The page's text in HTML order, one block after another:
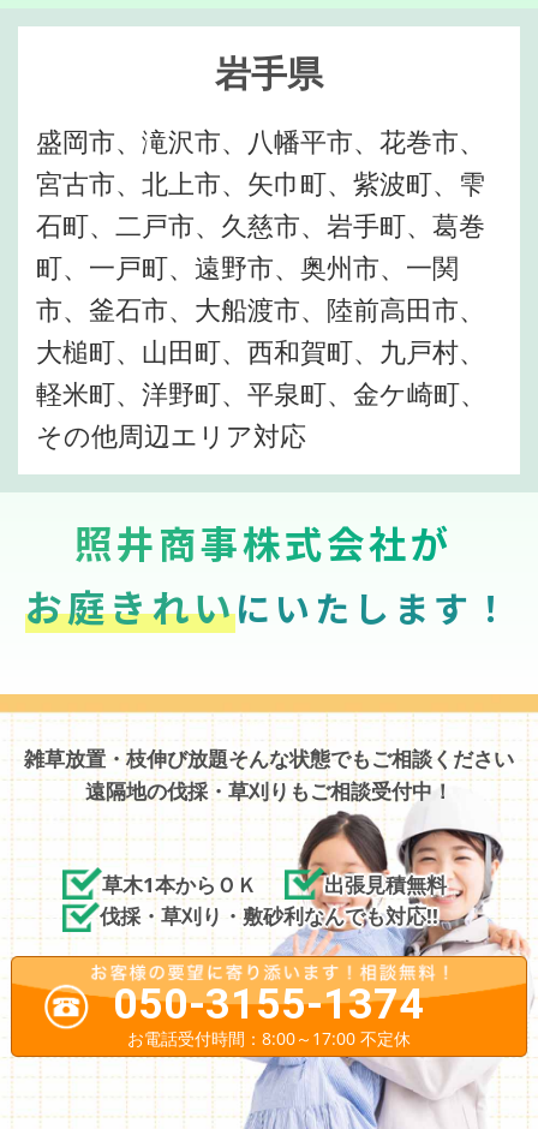
岩手県
盛岡市、滝沢市、八幡平市、花巻市、
宮古市、北上市、矢巾町、紫波町、雫
石町、二戸市、久慈市、岩手町、葛巻
町、一戸町、遠野市、奥州市、一関
市、釜石市、大船渡市、陸前高田市、
大槌町、山田町、西和賀町、九戸村、
軽米町、洋野町、平泉町、金ケ崎町、
その他周辺エリア対応
照井商事株式会社が
お庭きれいにいたします！
雑草放置・枝伸び放題そんな状態でもご相談ください
遠隔地の伐採・草刈りもご相談受付中！
草木1本からＯＫ
出張見積無料
伐採・草刈り・敷砂利なんでも対応!!
050-3155-1374
お電話受付時間：8:00～17:00 不定休